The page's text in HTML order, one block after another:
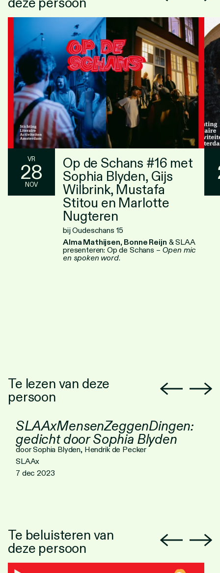
VR
28
NOV
Op de Schans #16 met
Sophia Blyden, Gijs
Wilbrink, Mustafa
Stitou en Marlotte
Nugteren
bij Oudeschans 15
Alma Mathijsen, Bonne Reijn & SLAA
presenteren: Op de Schans – Open mic
en spoken word.
Te lezen van deze
persoon
SLAAxMensenZeggenDingen:
gedicht door Sophia Blyden
door Sophia Blyden, Hendrik de Pecker
SLAAx
7 dec 2023
Te beluisteren van
deze persoon